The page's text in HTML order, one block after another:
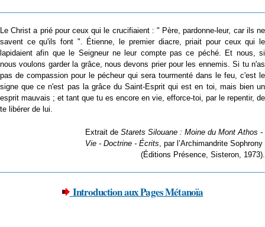
Le Christ a prié pour ceux qui le crucifiaient : " Père, pardonne-leur, car ils ne
savent ce qu'ils font ". Étienne, le premier diacre, priait pour ceux qui le
lapidaient afin que le Seigneur ne leur compte pas ce péché. Et nous, si
nous voulons garder la grâce, nous devons prier pour les ennemis. Si tu n'as
pas de compassion pour le pécheur qui sera tourmenté dans le feu, c'est le
signe que ce n'est pas la grâce du Saint-Esprit qui est en toi, mais bien un
esprit mauvais ; et tant que tu es encore en vie, efforce-toi, par le repentir, de
te libérer de lui.
Extrait de Starets Silouane : Moine du Mont Athos -
Vie - Doctrine - Écrits , par l’Archimandrite Sophrony
(Éditions Présence, Sisteron, 1973).
Introduction aux Pages Métanoïa